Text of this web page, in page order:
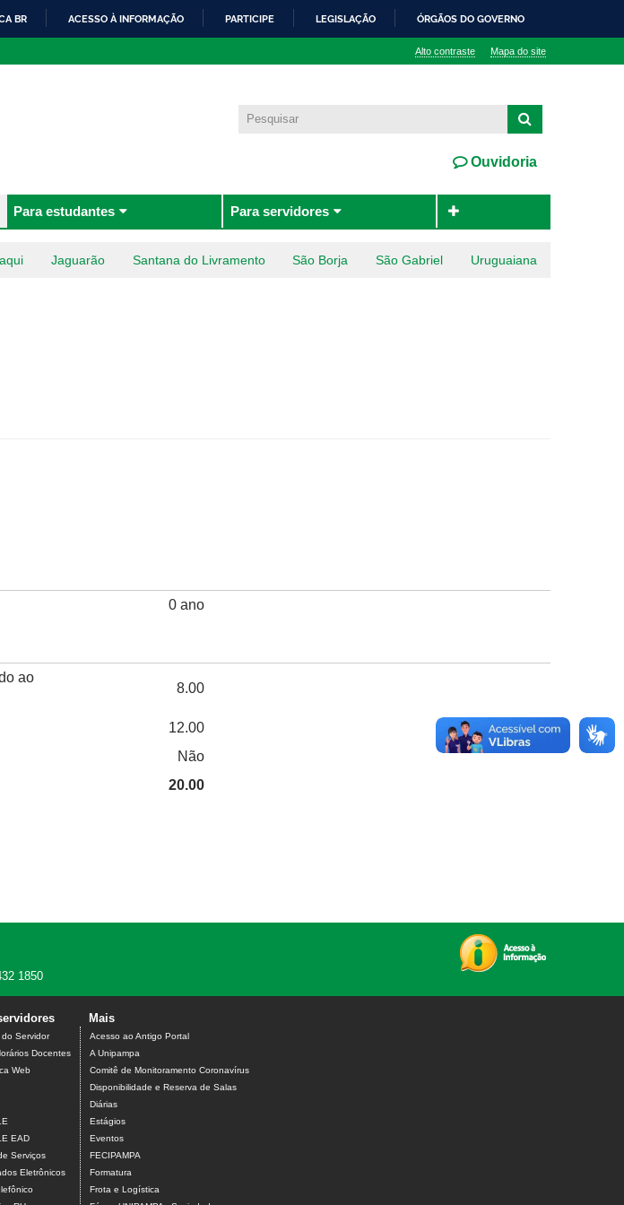
BR ACESSO À INFORMAÇÃO PARTICIPE LEGISLAÇÃO ÓRGÃOS DO GOVERNO
Alto contraste Mapa do site
Ouvidoria
Para estudantes Para servidores
Jaguarão Santana do Livramento São Borja São Gabriel Uruguaiana
0 ano
ao
8.00
12.00
Não
20.00
1850
Servidor
Docentes
Web
EAD
Serviços
Eletrônicos
Mais
Acesso ao Antigo Portal
A Unipampa
Comitê de Monitoramento Coronavírus
Disponibilidade e Reserva de Salas
Diárias
Estágios
Eventos
FECIPAMPA
Formatura
Frota e Logística